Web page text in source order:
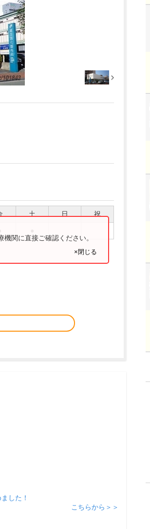
土 日 祝
関に直接ご確認ください。
×閉じる
した！
こちらから＞＞